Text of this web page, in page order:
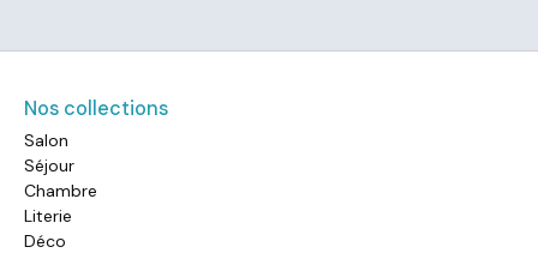
Nos collections
Salon
Séjour
Chambre
Literie
Déco